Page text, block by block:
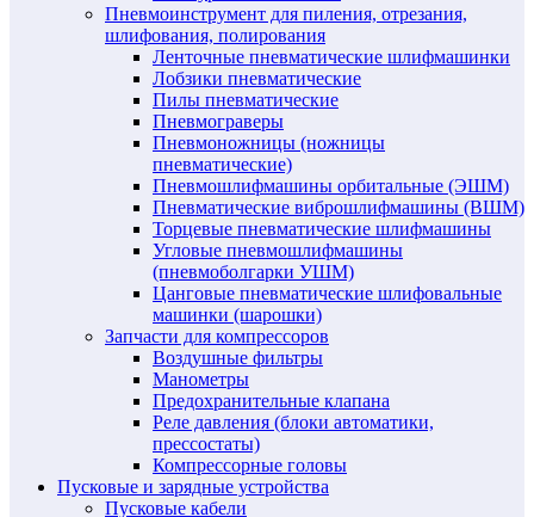
Пневмоинструмент для пиления, отрезания,
шлифования, полирования
Ленточные пневматические шлифмашинки
Лобзики пневматические
Пилы пневматические
Пневмограверы
Пневмоножницы (ножницы
пневматические)
Пневмошлифмашины орбитальные (ЭШМ)
Пневматические виброшлифмашины (ВШМ)
Торцевые пневматические шлифмашины
Угловые пневмошлифмашины
(пневмоболгарки УШМ)
Цанговые пневматические шлифовальные
машинки (шарошки)
Запчасти для компрессоров
Воздушные фильтры
Манометры
Предохранительные клапана
Реле давления (блоки автоматики,
прессостаты)
Компрессорные головы
Пусковые и зарядные устройства
Пусковые кабели